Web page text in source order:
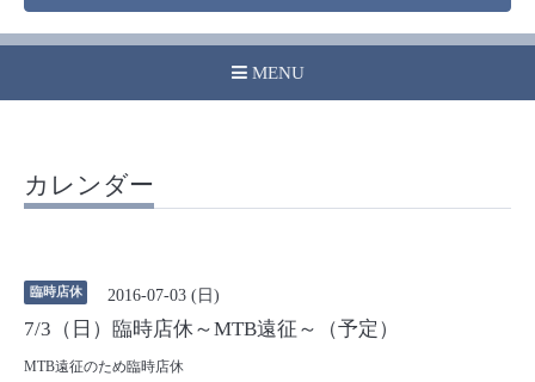
MENU
カレンダー
臨時店休 2016-07-03 (日)
7/3（日）臨時店休～MTB遠征～（予定）
MTB遠征のため臨時店休